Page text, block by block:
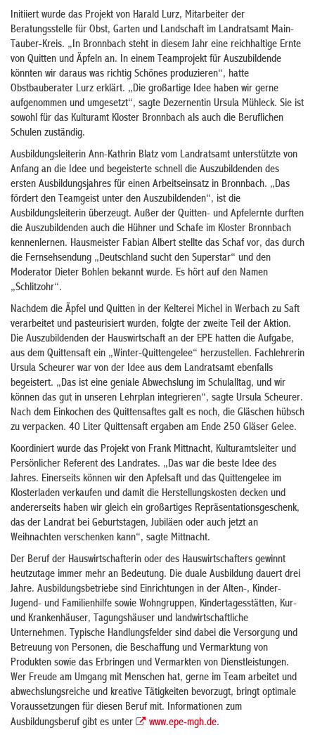
Initiiert wurde das Projekt von Harald Lurz, Mitarbeiter der
Beratungsstelle für Obst, Garten und Landschaft im Landratsamt Main-
Tauber-Kreis. „In Bronnbach steht in diesem Jahr eine reichhaltige Ernte
von Quitten und Äpfeln an. In einem Teamprojekt für Auszubildende
könnten wir daraus was richtig Schönes produzieren“, hatte
Obstbauberater Lurz erklärt. „Die großartige Idee haben wir gerne
aufgenommen und umgesetzt“, sagte Dezernentin Ursula Mühleck. Sie ist
sowohl für das Kulturamt Kloster Bronnbach als auch die Beruflichen
Schulen zuständig.
Ausbildungsleiterin Ann-Kathrin Blatz vom Landratsamt unterstützte von
Anfang an die Idee und begeisterte schnell die Auszubildenden des
ersten Ausbildungsjahres für einen Arbeitseinsatz in Bronnbach. „Das
fördert den Teamgeist unter den Auszubildenden“, ist die
Ausbildungsleiterin überzeugt. Außer der Quitten- und Apfelernte durften
die Auszubildenden auch die Hühner und Schafe im Kloster Bronnbach
kennenlernen. Hausmeister Fabian Albert stellte das Schaf vor, das durch
die Fernsehsendung „Deutschland sucht den Superstar“ und den
Moderator Dieter Bohlen bekannt wurde. Es hört auf den Namen
„Schlitzohr“.
Nachdem die Äpfel und Quitten in der Kelterei Michel in Werbach zu Saft
verarbeitet und pasteurisiert wurden, folgte der zweite Teil der Aktion.
Die Auszubildenden der Hauswirtschaft an der EPE hatten die Aufgabe,
aus dem Quittensaft ein „Winter-Quittengelee“ herzustellen. Fachlehrerin
Ursula Scheurer war von der Idee aus dem Landratsamt ebenfalls
begeistert. „Das ist eine geniale Abwechslung im Schulalltag, und wir
können das gut in unseren Lehrplan integrieren“, sagte Ursula Scheurer.
Nach dem Einkochen des Quittensaftes galt es noch, die Gläschen hübsch
zu verpacken. 40 Liter Quittensaft ergaben am Ende 250 Gläser Gelee.
Koordiniert wurde das Projekt von Frank Mittnacht, Kulturamtsleiter und
Persönlicher Referent des Landrates. „Das war die beste Idee des
Jahres. Einerseits können wir den Apfelsaft und das Quittengelee im
Klosterladen verkaufen und damit die Herstellungskosten decken und
andererseits haben wir gleich ein großartiges Repräsentationsgeschenk,
das der Landrat bei Geburtstagen, Jubiläen oder auch jetzt an
Weihnachten verschenken kann“, sagte Mittnacht.
Der Beruf der Hauswirtschafterin oder des Hauswirtschafters gewinnt
heutzutage immer mehr an Bedeutung. Die duale Ausbildung dauert drei
Jahre. Ausbildungsbetriebe sind Einrichtungen in der Alten-, Kinder-
Jugend- und Familienhilfe sowie Wohngruppen, Kindertagesstätten, Kur-
und Krankenhäuser, Tagungshäuser und landwirtschaftliche
Unternehmen. Typische Handlungsfelder sind dabei die Versorgung und
Betreuung von Personen, die Beschaffung und Vermarktung von
Produkten sowie das Erbringen und Vermarkten von Dienstleistungen.
Wer Freude am Umgang mit Menschen hat, gerne im Team arbeitet und
abwechslungsreiche und kreative Tätigkeiten bevorzugt, bringt optimale
Voraussetzungen für diesen Beruf mit. Informationen zum
Ausbildungsberuf gibt es unter
www.epe-mgh.de.